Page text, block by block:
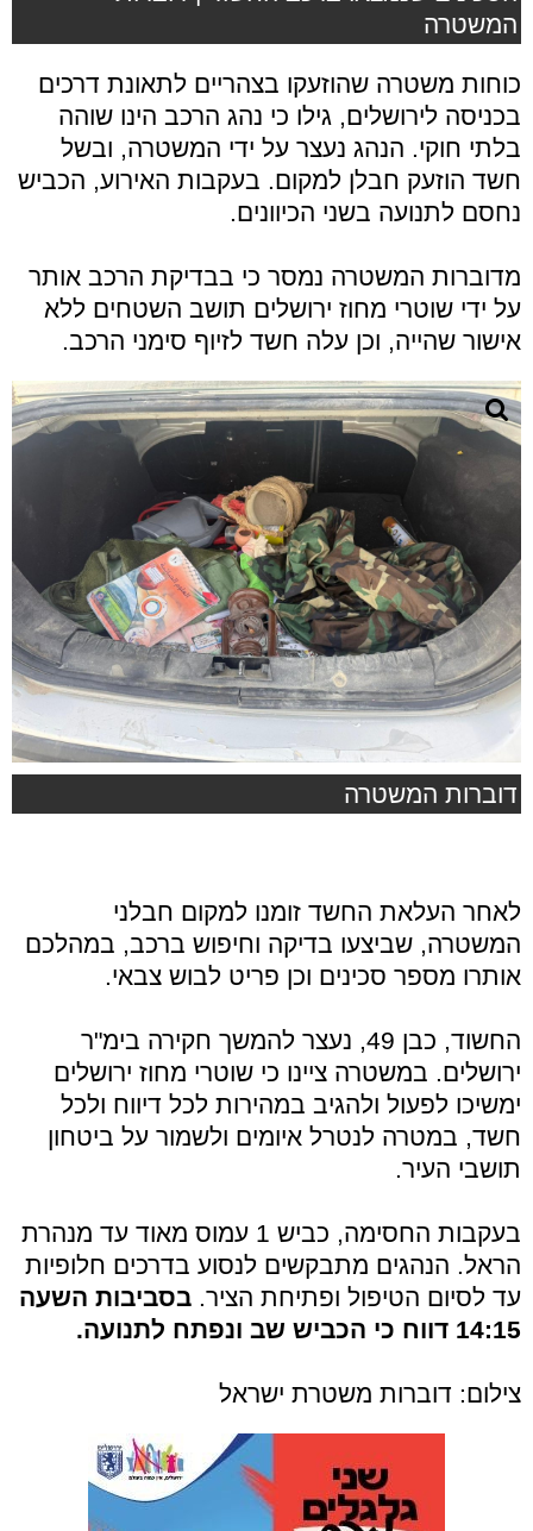
המשטרה
כוחות משטרה שהוזעקו בצהריים לתאונת דרכים
בכניסה לירושלים, גילו כי נהג הרכב הינו שוהה
בלתי חוקי. הנהג נעצר על ידי המשטרה, ובשל
חשד הוזעק חבלן למקום. בעקבות האירוע, הכביש
נחסם לתנועה בשני הכיוונים.
מדוברות המשטרה נמסר כי בבדיקת הרכב אותר
על ידי שוטרי מחוז ירושלים תושב השטחים ללא
אישור שהייה, וכן עלה חשד לזיוף סימני הרכב.
דוברות המשטרה
לאחר העלאת החשד זומנו למקום חבלני
המשטרה, שביצעו בדיקה וחיפוש ברכב, במהלכם
אותרו מספר סכינים וכן פריט לבוש צבאי.
החשוד, כבן 49, נעצר להמשך חקירה בימ"ר
ירושלים. במשטרה ציינו כי שוטרי מחוז ירושלים
ימשיכו לפעול ולהגיב במהירות לכל דיווח ולכל
חשד, במטרה לנטרל איומים ולשמור על ביטחון
תושבי העיר.
בעקבות החסימה, כביש 1 עמוס מאוד עד מנהרת
הראל. הנהגים מתבקשים לנסוע בדרכים חלופיות
עד לסיום הטיפול ופתיחת הציר. בסביבות השעה
14:15 דווח כי הכביש שב ונפתח לתנועה.
צילום: דוברות משטרת ישראל